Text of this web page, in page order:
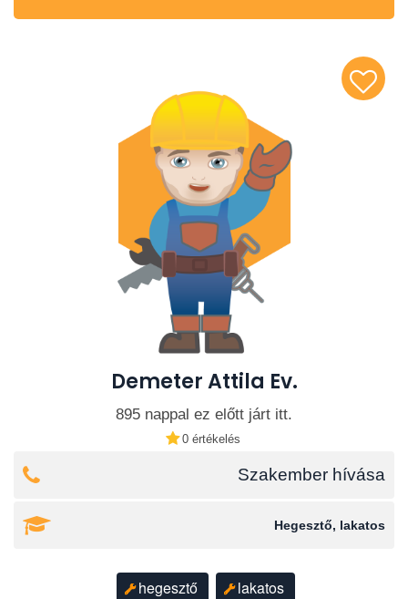
Demeter Attila Ev.
895 nappal ez előtt járt itt.
0 értékelés
Szakember hívása
Hegesztő, lakatos
hegesztő lakatos